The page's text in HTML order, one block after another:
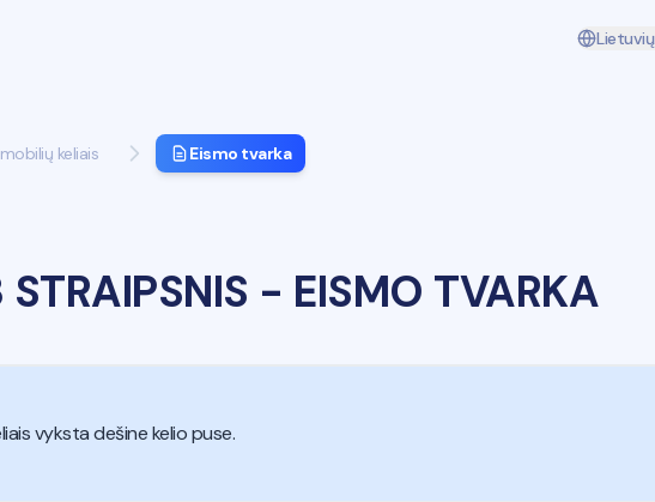
Lietuvių
keliais Eismo tvarka
STRAIPSNIS - EISMO TVARKA
vyksta dešine kelio puse.